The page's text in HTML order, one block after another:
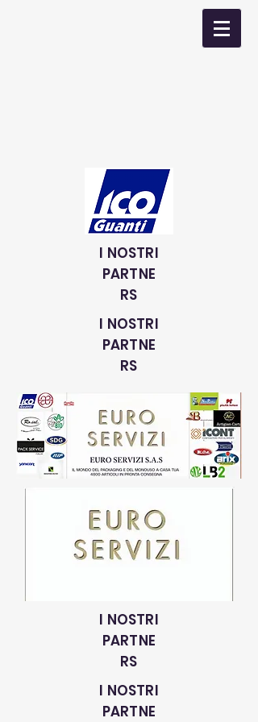
I NOSTRI
PARTNE
RS
I NOSTRI
PARTNE
RS
I NOSTRI
PARTNE
RS
I NOSTRI
PARTNE